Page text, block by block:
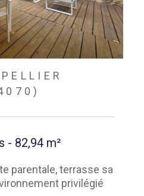
- 82,94 m²
parentale, terrasse sa
privilégié